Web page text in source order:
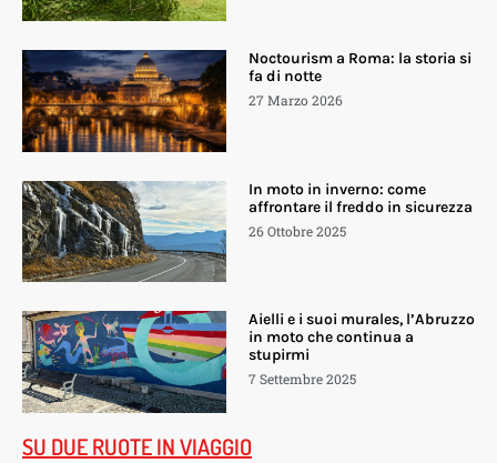
Noctourism a Roma: la storia si
fa di notte
27 Marzo 2026
In moto in inverno: come
affrontare il freddo in sicurezza
26 Ottobre 2025
Aielli e i suoi murales, l’Abruzzo
in moto che continua a
stupirmi
7 Settembre 2025
SU DUE RUOTE IN VIAGGIO